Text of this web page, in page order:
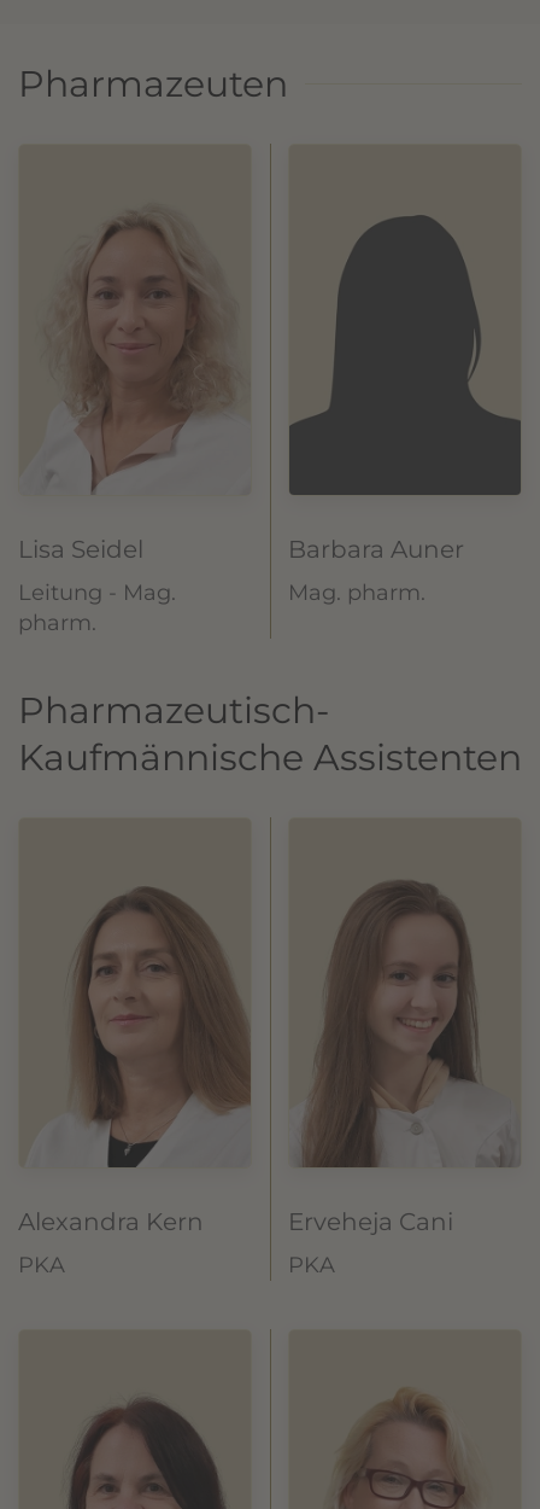
Pharmazeuten
Lisa Seidel
Leitung - Mag.
pharm.
Barbara Auner
Mag. pharm.
Pharmazeutisch-
Kaufmännische Assistenten
Alexandra Kern
PKA
Erveheja Cani
PKA